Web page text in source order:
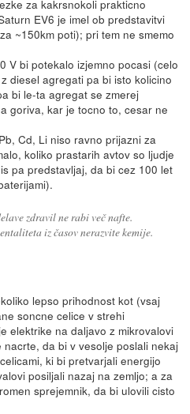
za kakrsnokoli prakticno
EV6 je imel ob predstavitvi
~150km poti); pri tem ne smemo
V bi potekalo izjemno pocasi (celo
diesel agregati pa bi isto kolicino
bi le-ta agregat se zmerej
goriva, kar je tocno to, cesar ne
Cd, Li niso ravno prijazni za
koliko prastarih avtov so ljudje
pa predstavljaj, da bi cez 100 let
zdravil ne rabi več nafte.
iz časov nerazvite kemije.
lepso prihodnost kot (vsaj
soncne celice v strehi
elektrike na daljavo z mikrovalovi
da bi v vesolje poslali nekaj
ki bi pretvarjali energijo
posiljali nazaj na zemljo; a za
sprejemnik, da bi ulovili cisto